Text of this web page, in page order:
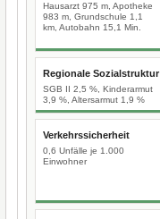
Hausarzt 975 m, Apotheke
983 m, Grundschule 1,1
km, Autobahn 15,1 Min.
Regionale Sozialstruktur
SGB II 2,5 %, Kinderarmut
3,9 %, Altersarmut 1,9 %
Verkehrssicherheit
0,6 Unfälle je 1.000
Einwohner